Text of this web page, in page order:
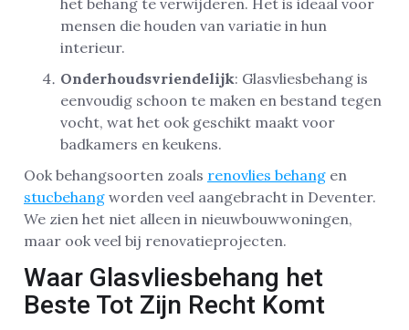
mensen die houden van variatie in hun
interieur.
Onderhoudsvriendelijk: Glasvliesbehang is
eenvoudig schoon te maken en bestand tegen
vocht, wat het ook geschikt maakt voor
badkamers en keukens.
Ook behangsoorten zoals renovlies behang en
stucbehang worden veel aangebracht in Deventer.
We zien het niet alleen in nieuwbouwwoningen,
maar ook veel bij renovatieprojecten.
Waar Glasvliesbehang het
Beste Tot Zijn Recht Komt